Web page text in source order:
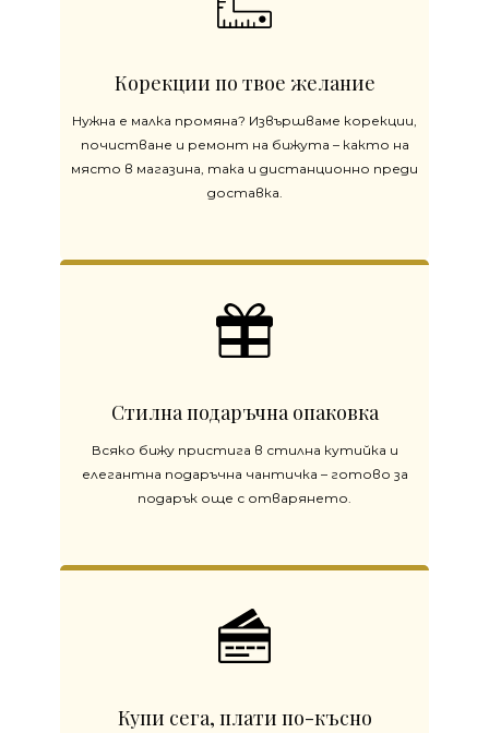
Корекции по твое желание
Нужна е малка промяна? Извършваме корекции,
почистване и ремонт на бижута – както на
място в магазина, така и дистанционно преди
доставка.
Стилна подаръчна опаковка
Всяко бижу пристига в стилна кутийка и
елегантна подаръчна чантичка – готово за
подарък още с отварянето.
Купи сега, плати по-късно